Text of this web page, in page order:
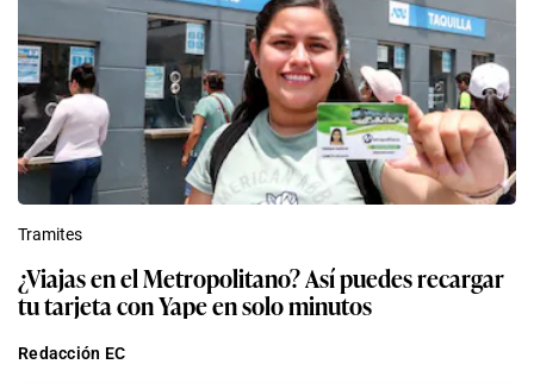
Tramites
¿Viajas en el Metropolitano? Así puedes recargar
tu tarjeta con Yape en solo minutos
Redacción EC